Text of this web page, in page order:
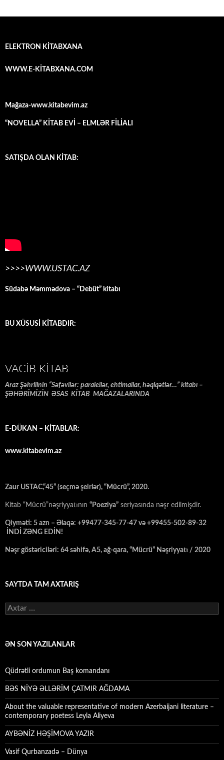
ELEKTRON KİTABXANA
WWW.E-KİTABXANA.COM
Mağaza-www.kitabevim.az
“NOVELLA” KİTAB EVİ – ELMLƏR FİLİALI
SATIŞDA OLAN KİTAB:
>>>>WWW.USTAC.AZ
Südabə Məmmədova – “Debüt” kitabı
BU XÜSUSİ KİTABDIR:
VACIB KITAB
Araz Şəhrilinin “Səfəvilər: paralellər, ehtimallar, həqiqətlər…” kitabı –
ŞƏHƏRİMİZİN ƏSAS KİTAB MAĞAZALARINDA
E-DÜKAN – KİTABLAR:
www.kitabevim.az
Zaur USTAC,“45” (seçmə şeirlər), “Mücrü”, 2020.
Kitab “Mücrü”nəşriyyatının “Poeziya” seriyasında nəşr edilmişdir.
Qiyməti: 5 azn – Əlaqə: +99477-345-77-47 və +99455-502-89-32
İNDİ ZƏNG EDİN!
Nəşr göstəriciləri: 64 səhifə, A5, ağ-qara, “Mücrü” Nəşriyyatı / 2020
SAYTDA TAM AXTARIŞ
Axtarış:
ƏN SON YAZILANLAR
Qüdrətli ordumun Baş komandanı
BƏS NİYƏ ƏLLƏRİM ÇATMIR AĞDAMA
About the valuable representative of modern Azerbaijani literature –
contemporary poetess Leyla Aliyeva
AYBƏNİZ HƏŞİMOVA YAZIR
Vasif Qurbanzadə – Dünya